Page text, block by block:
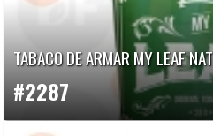
TABACO DE ARMAR MY LEAF
#2287